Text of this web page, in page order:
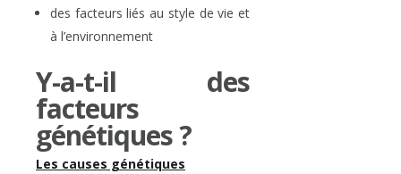
des facteurs liés au style de vie et
à l’environnement
Y-a-t-il des
facteurs
génétiques ?
Les causes génétiques